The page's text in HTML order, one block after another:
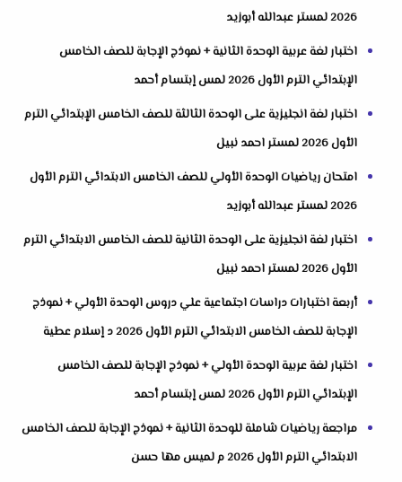
2026 لمستر عبدالله أبوزيد
اختبار لغة عربية الوحدة الثانية + نموذج الإجابة للصف الخامس
الإبتدائي الترم الأول 2026 لمس إبتسام أحمد
اختبار لغة انجليزية على الوحدة الثالثة للصف الخامس الإبتدائي الترم
الأول 2026 لمستر احمد نبيل
امتحان رياضيات الوحدة الأولي للصف الخامس الابتدائي الترم الأول
2026 لمستر عبدالله أبوزيد
اختبار لغة انجليزية على الوحدة الثانية للصف الخامس الابتدائي الترم
الأول 2026 لمستر احمد نبيل
أربعة اختبارات دراسات اجتماعية علي دروس الوحدة الأولي + نموذج
الإجابة للصف الخامس الابتدائي الترم الأول 2026 د إسلام عطية
اختبار لغة عربية الوحدة الأولي + نموذج الإجابة للصف الخامس
الإبتدائي الترم الأول 2026 لمس إبتسام أحمد
مراجعة رياضيات شاملة للوحدة الثانية + نموذج الإجابة للصف الخامس
الابتدائي الترم الأول 2026 م لميس مها حسن